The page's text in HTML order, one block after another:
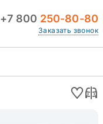
+7 800 250-80-80
Заказать звонок